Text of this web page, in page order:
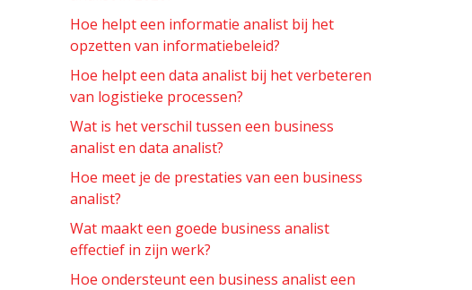
Hoe helpt een informatie analist bij het
opzetten van informatiebeleid?
Hoe helpt een data analist bij het verbeteren
van logistieke processen?
Wat is het verschil tussen een business
analist en data analist?
Hoe meet je de prestaties van een business
analist?
Wat maakt een goede business analist
effectief in zijn werk?
Hoe ondersteunt een business analist een